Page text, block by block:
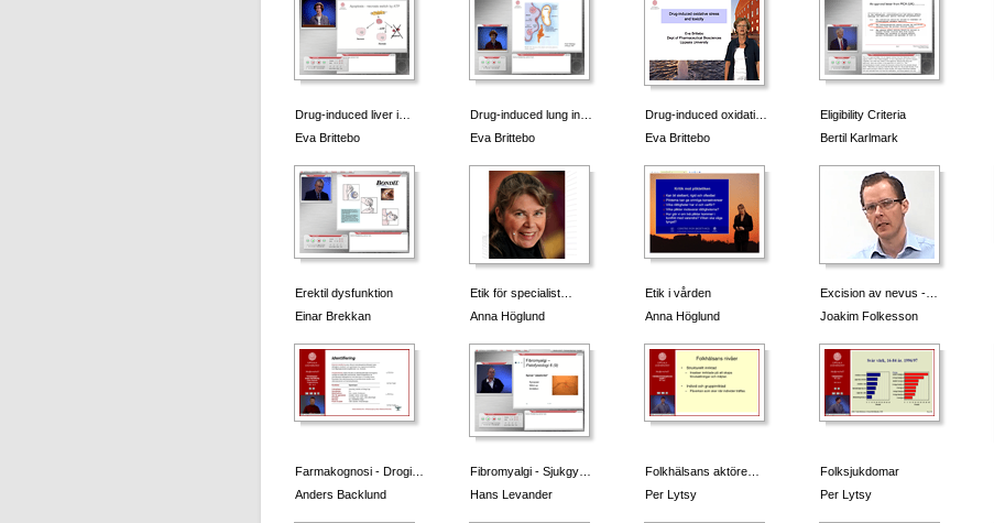
Drug-induced liver i…
Eva Brittebo
Drug-induced lung in…
Eva Brittebo
Drug-induced oxidati…
Eva Brittebo
Eligibility Criteria
Bertil Karlmark
Erektil dysfunktion
Einar Brekkan
Etik för specialist…
Anna Höglund
Etik i vården
Anna Höglund
Excision av nevus -…
Joakim Folkesson
Farmakognosi - Drogi…
Anders Backlund
Fibromyalgi - Sjukgy…
Hans Levander
Folkhälsans aktöre…
Per Lytsy
Folksjukdomar
Per Lytsy